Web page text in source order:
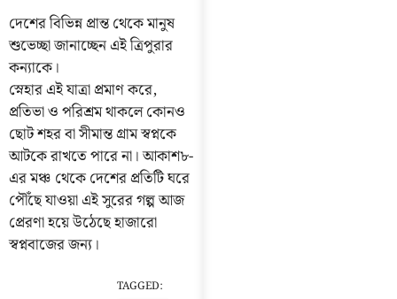
দেশের বিভিন্ন প্রান্ত থেকে মানুষ
শুভেচ্ছা জানাচ্ছেন এই ত্রিপুরার
কন্যাকে।
স্নেহার এই যাত্রা প্রমাণ করে,
প্রতিভা ও পরিশ্রম থাকলে কোনও
ছোট শহর বা সীমান্ত গ্রাম স্বপ্নকে
আটকে রাখতে পারে না। আকাশ৮-
এর মঞ্চ থেকে দেশের প্রতিটি ঘরে
পৌঁছে যাওয়া এই সুরের গল্প আজ
প্রেরণা হয়ে উঠেছে হাজারো
স্বপ্নবাজের জন্য।
TAGGED: